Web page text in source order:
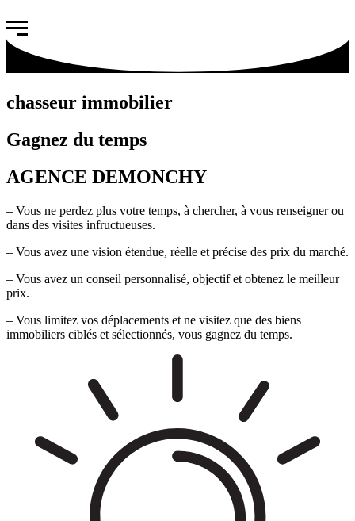
chasseur immobilier
Gagnez du temps
AGENCE DEMONCHY
– Vous ne perdez plus votre temps, à chercher, à vous renseigner ou
dans des visites infructueuses.
– Vous avez une vision étendue, réelle et précise des prix du marché.
– Vous avez un conseil personnalisé, objectif et obtenez le meilleur
prix.
– Vous limitez vos déplacements et ne visitez que des biens
immobiliers ciblés et sélectionnés, vous gagnez du temps.